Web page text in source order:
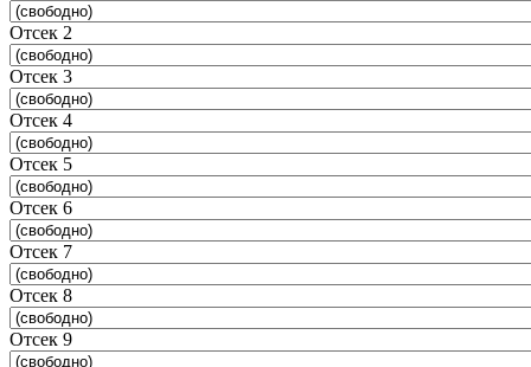
Отсек 2
Отсек 3
Отсек 4
Отсек 5
Отсек 6
Отсек 7
Отсек 8
Отсек 9